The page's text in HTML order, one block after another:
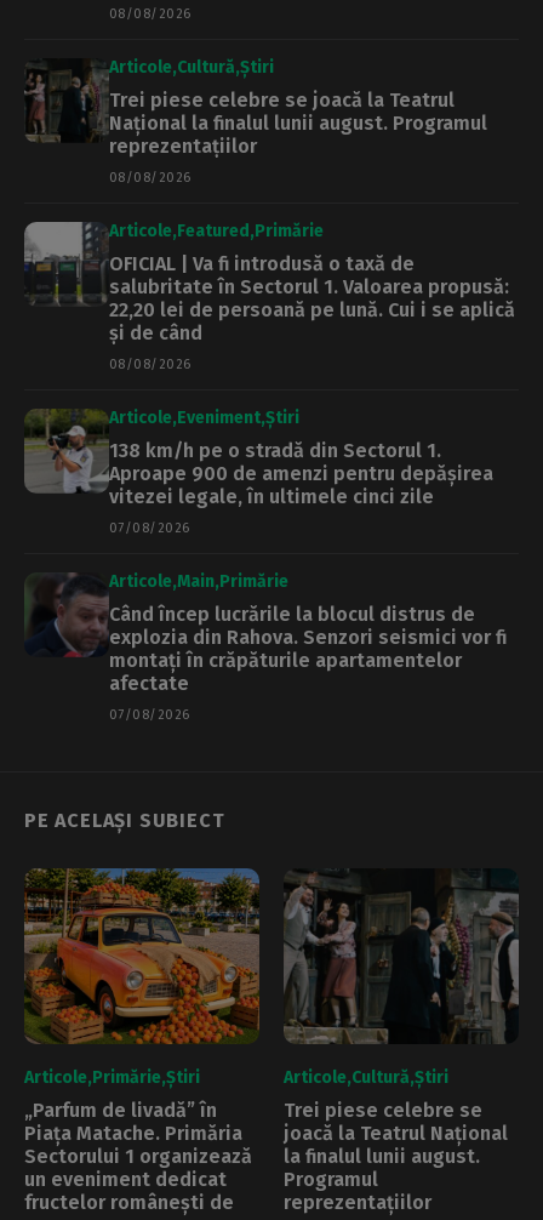
08/08/2026
Articole Cultură Știri
Trei piese celebre se joacă la Teatrul
Național la finalul lunii august. Programul
reprezentațiilor
08/08/2026
Articole Featured Primărie
OFICIAL | Va fi introdusă o taxă de
salubritate în Sectorul 1. Valoarea propusă:
22,20 lei de persoană pe lună. Cui i se aplică
și de când
08/08/2026
Articole Eveniment Știri
138 km/h pe o stradă din Sectorul 1.
Aproape 900 de amenzi pentru depășirea
vitezei legale, în ultimele cinci zile
07/08/2026
Articole Main Primărie
Când încep lucrările la blocul distrus de
explozia din Rahova. Senzori seismici vor fi
montați în crăpăturile apartamentelor
afectate
07/08/2026
PE ACELAȘI SUBIECT
Articole Primărie Știri
„Parfum de livadă” în
Piața Matache. Primăria
Sectorului 1 organizează
un eveniment dedicat
fructelor românești de
Articole Cultură Știri
Trei piese celebre se
joacă la Teatrul Național
la finalul lunii august.
Programul
reprezentațiilor